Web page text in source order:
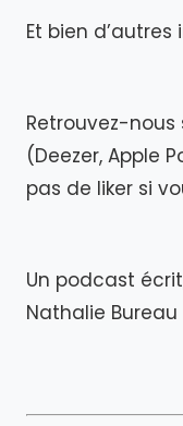
Et bien d’autres
Retrouvez-
(Deezer, Apple
pas de liker si
Un podcast
Nathalie